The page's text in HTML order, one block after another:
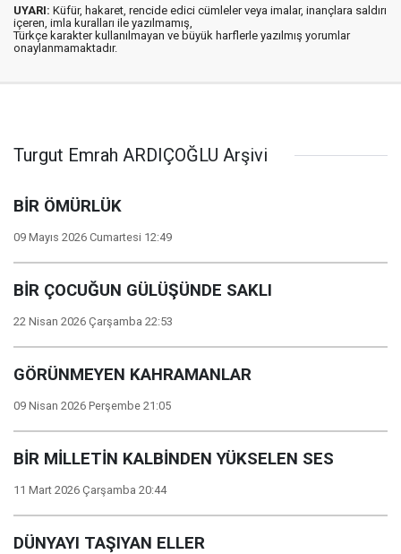
UYARI: Küfür, hakaret, rencide edici cümleler veya imalar, inançlara saldırı
içeren, imla kuralları ile yazılmamış,
Türkçe karakter kullanılmayan ve büyük harflerle yazılmış yorumlar
onaylanmamaktadır.
Turgut Emrah ARDIÇOĞLU Arşivi
BİR ÖMÜRLÜK
09 Mayıs 2026 Cumartesi 12:49
BİR ÇOCUĞUN GÜLÜŞÜNDE SAKLI
22 Nisan 2026 Çarşamba 22:53
GÖRÜNMEYEN KAHRAMANLAR
09 Nisan 2026 Perşembe 21:05
BİR MİLLETİN KALBİNDEN YÜKSELEN SES
11 Mart 2026 Çarşamba 20:44
DÜNYAYI TAŞIYAN ELLER